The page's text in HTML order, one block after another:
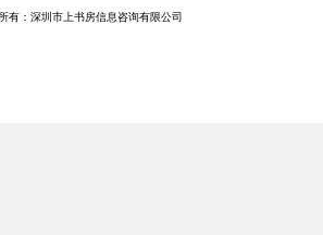
有：深圳市上书房信息咨询有限公司